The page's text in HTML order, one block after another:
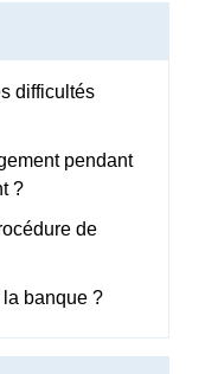
difficultés
pendant
?
de
banque ?